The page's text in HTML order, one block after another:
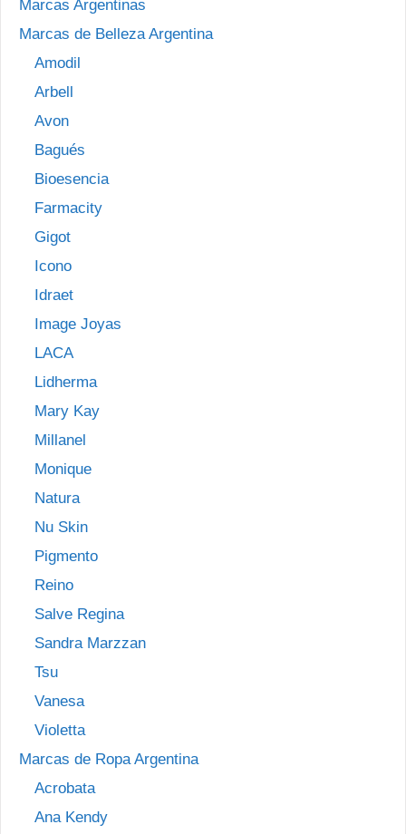
Marcas Argentinas
Marcas de Belleza Argentina
Amodil
Arbell
Avon
Bagués
Bioesencia
Farmacity
Gigot
Icono
Idraet
Image Joyas
LACA
Lidherma
Mary Kay
Millanel
Monique
Natura
Nu Skin
Pigmento
Reino
Salve Regina
Sandra Marzzan
Tsu
Vanesa
Violetta
Marcas de Ropa Argentina
Acrobata
Ana Kendy